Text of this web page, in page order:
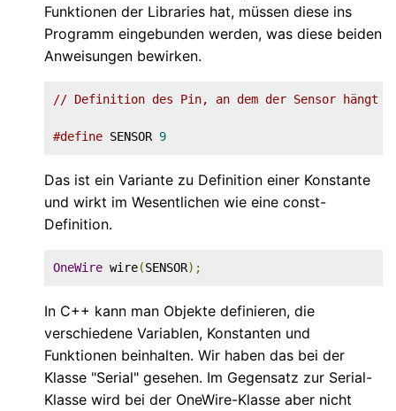
Funktionen der Libraries hat, müssen diese ins
Programm eingebunden werden, was diese beiden
Anweisungen bewirken.
// Definition des Pin, an dem der Sensor hängt
#define SENSOR 9
Das ist ein Variante zu Definition einer Konstante
und wirkt im Wesentlichen wie eine const-
Definition.
OneWire wire(SENSOR);
In C++ kann man Objekte definieren, die
verschiedene Variablen, Konstanten und
Funktionen beinhalten. Wir haben das bei der
Klasse "Serial" gesehen. Im Gegensatz zur Serial-
Klasse wird bei der OneWire-Klasse aber nicht